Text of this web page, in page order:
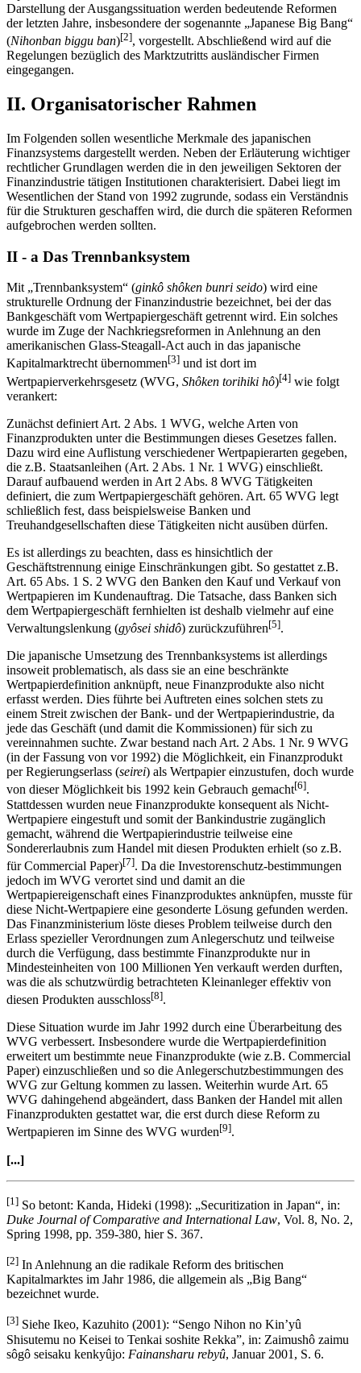
Darstellung der Ausgangssituation werden bedeutende Reformen
der letzten Jahre, insbesondere der sogenannte „Japanese Big Bang“
(Nihonban biggu ban)[2], vorgestellt. Abschließend wird auf die
Regelungen bezüglich des Marktzutritts ausländischer Firmen
eingegangen.
II. Organisatorischer Rahmen
Im Folgenden sollen wesentliche Merkmale des japanischen
Finanzsystems dargestellt werden. Neben der Erläuterung wichtiger
rechtlicher Grundlagen werden die in den jeweiligen Sektoren der
Finanzindustrie tätigen Institutionen charakterisiert. Dabei liegt im
Wesentlichen der Stand von 1992 zugrunde, sodass ein Verständnis
für die Strukturen geschaffen wird, die durch die späteren Reformen
aufgebrochen werden sollten.
II - a Das Trennbanksystem
Mit „Trennbanksystem“ (ginkô shôken bunri seido) wird eine
strukturelle Ordnung der Finanzindustrie bezeichnet, bei der das
Bankgeschäft vom Wertpapiergeschäft getrennt wird. Ein solches
wurde im Zuge der Nachkriegsreformen in Anlehnung an den
amerikanischen Glass-Steagall-Act auch in das japanische
Kapitalmarktrecht übernommen[3] und ist dort im
Wertpapierverkehrsgesetz (WVG, Shôken torihiki hô)[4] wie folgt
verankert:
Zunächst definiert Art. 2 Abs. 1 WVG, welche Arten von
Finanzprodukten unter die Bestimmungen dieses Gesetzes fallen.
Dazu wird eine Auflistung verschiedener Wertpapierarten gegeben,
die z.B. Staatsanleihen (Art. 2 Abs. 1 Nr. 1 WVG) einschließt.
Darauf aufbauend werden in Art 2 Abs. 8 WVG Tätigkeiten
definiert, die zum Wertpapiergeschäft gehören. Art. 65 WVG legt
schließlich fest, dass beispielsweise Banken und
Treuhandgesellschaften diese Tätigkeiten nicht ausüben dürfen.
Es ist allerdings zu beachten, dass es hinsichtlich der
Geschäftstrennung einige Einschränkungen gibt. So gestattet z.B.
Art. 65 Abs. 1 S. 2 WVG den Banken den Kauf und Verkauf von
Wertpapieren im Kundenauftrag. Die Tatsache, dass Banken sich
dem Wertpapiergeschäft fernhielten ist deshalb vielmehr auf eine
Verwaltungslenkung (gyôsei shidô) zurückzuführen[5].
Die japanische Umsetzung des Trennbanksystems ist allerdings
insoweit problematisch, als dass sie an eine beschränkte
Wertpapierdefinition anknüpft, neue Finanzprodukte also nicht
erfasst werden. Dies führte bei Auftreten eines solchen stets zu
einem Streit zwischen der Bank- und der Wertpapierindustrie, da
jede das Geschäft (und damit die Kommissionen) für sich zu
vereinnahmen suchte. Zwar bestand nach Art. 2 Abs. 1 Nr. 9 WVG
(in der Fassung von vor 1992) die Möglichkeit, ein Finanzprodukt
per Regierungserlass (seirei) als Wertpapier einzustufen, doch wurde
von dieser Möglichkeit bis 1992 kein Gebrauch gemacht[6].
Stattdessen wurden neue Finanzprodukte konsequent als Nicht-
Wertpapiere eingestuft und somit der Bankindustrie zugänglich
gemacht, während die Wertpapierindustrie teilweise eine
Sondererlaubnis zum Handel mit diesen Produkten erhielt (so z.B.
für Commercial Paper)[7]. Da die Investorenschutz-bestimmungen
jedoch im WVG verortet sind und damit an die
Wertpapiereigenschaft eines Finanzproduktes anknüpfen, musste für
diese Nicht-Wertpapiere eine gesonderte Lösung gefunden werden.
Das Finanzministerium löste dieses Problem teilweise durch den
Erlass spezieller Verordnungen zum Anlegerschutz und teilweise
durch die Verfügung, dass bestimmte Finanzprodukte nur in
Mindesteinheiten von 100 Millionen Yen verkauft werden durften,
was die als schutzwürdig betrachteten Kleinanleger effektiv von
diesen Produkten ausschloss[8].
Diese Situation wurde im Jahr 1992 durch eine Überarbeitung des
WVG verbessert. Insbesondere wurde die Wertpapierdefinition
erweitert um bestimmte neue Finanzprodukte (wie z.B. Commercial
Paper) einzuschließen und so die Anlegerschutzbestimmungen des
WVG zur Geltung kommen zu lassen. Weiterhin wurde Art. 65
WVG dahingehend abgeändert, dass Banken der Handel mit allen
Finanzprodukten gestattet war, die erst durch diese Reform zu
Wertpapieren im Sinne des WVG wurden[9].
[...]
[1] So betont: Kanda, Hideki (1998): „Securitization in Japan“, in:
Duke Journal of Comparative and International Law, Vol. 8, No. 2,
Spring 1998, pp. 359-380, hier S. 367.
[2] In Anlehnung an die radikale Reform des britischen
Kapitalmarktes im Jahr 1986, die allgemein als „Big Bang“
bezeichnet wurde.
[3] Siehe Ikeo, Kazuhito (2001): “Sengo Nihon no Kin’yû
Shisutemu no Keisei to Tenkai soshite Rekka”, in: Zaimushô zaimu
sôgô seisaku kenkyûjo: Fainansharu rebyû, Januar 2001, S. 6.